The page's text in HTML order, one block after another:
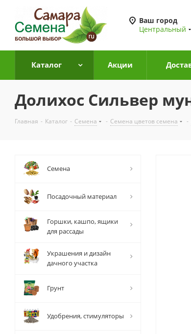
Ваш город
Центральный
Каталог Акции
Долихос Сильвер
Главная - Каталог - Семена - Семена цветов семена -
Семена
Посадочный материал
Горшки, кашпо, ящики
для рассады
Украшения и дизайн
дачного участка
Грунт
Удобрения, стимуляторы